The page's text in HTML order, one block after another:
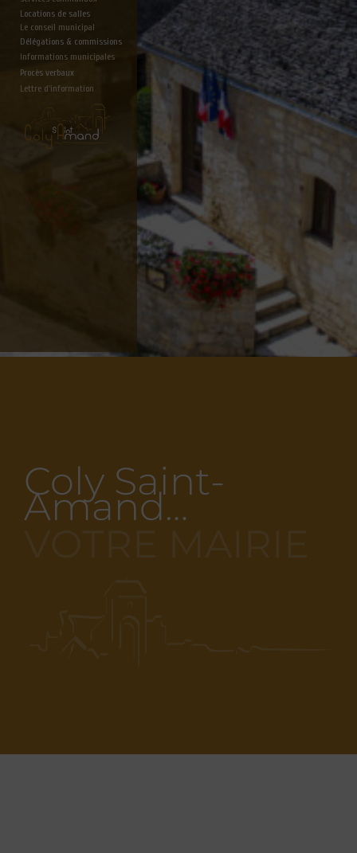
Locations de salles
Le conseil municipal
Délégations & commissions
Informations municipales
Lettre d'information
Procès verbaux
Coly Saint-
Amand…